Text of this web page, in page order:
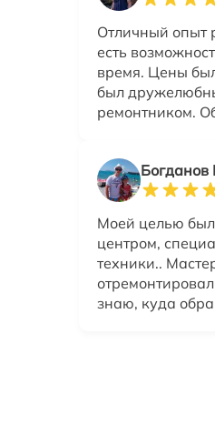
Отличный опыт
есть
время. Цены
был
ремонтником.
Богданов
Моей целью
центром,
техники..
знаю, куда